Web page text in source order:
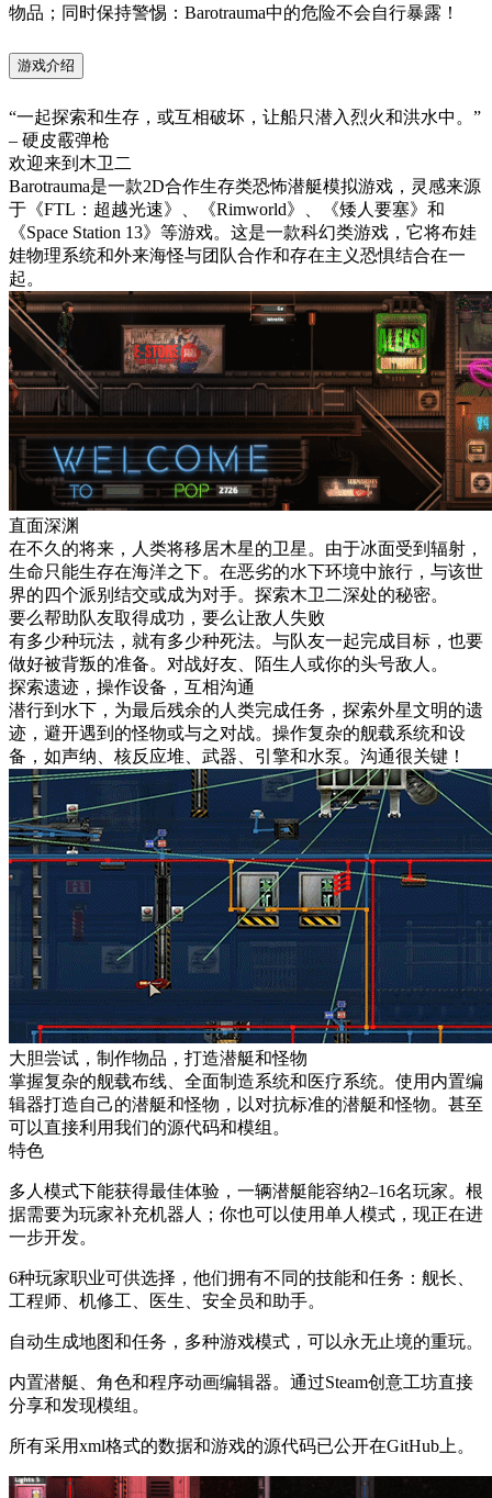
物品；同时保持警惕：Barotrauma中的危险不会自行暴露！
游戏介绍
“一起探索和生存，或互相破坏，让船只潜入烈火和洪水中。”
– 硬皮霰弹枪
欢迎来到木卫二
Barotrauma是一款2D合作生存类恐怖潜艇模拟游戏，灵感来源
于《FTL：超越光速》、《Rimworld》、《矮人要塞》和
《Space Station 13》等游戏。这是一款科幻类游戏，它将布娃
娃物理系统和外来海怪与团队合作和存在主义恐惧结合在一
起。
直面深渊
在不久的将来，人类将移居木星的卫星。由于冰面受到辐射，
生命只能生存在海洋之下。在恶劣的水下环境中旅行，与该世
界的四个派别结交或成为对手。探索木卫二深处的秘密。
要么帮助队友取得成功，要么让敌人失败
有多少种玩法，就有多少种死法。与队友一起完成目标，也要
做好被背叛的准备。对战好友、陌生人或你的头号敌人。
探索遗迹，操作设备，互相沟通
潜行到水下，为最后残余的人类完成任务，探索外星文明的遗
迹，避开遇到的怪物或与之对战。操作复杂的舰载系统和设
备，如声纳、核反应堆、武器、引擎和水泵。沟通很关键！
大胆尝试，制作物品，打造潜艇和怪物
掌握复杂的舰载布线、全面制造系统和医疗系统。使用内置编
辑器打造自己的潜艇和怪物，以对抗标准的潜艇和怪物。甚至
可以直接利用我们的源代码和模组。
特色
多人模式下能获得最佳体验，一辆潜艇能容纳2–16名玩家。根
据需要为玩家补充机器人；你也可以使用单人模式，现正在进
一步开发。
6种玩家职业可供选择，他们拥有不同的技能和任务：舰长、
工程师、机修工、医生、安全员和助手。
自动生成地图和任务，多种游戏模式，可以永无止境的重玩。
内置潜艇、角色和程序动画编辑器。通过Steam创意工坊直接
分享和发现模组。
所有采用xml格式的数据和游戏的源代码已公开在GitHub上。